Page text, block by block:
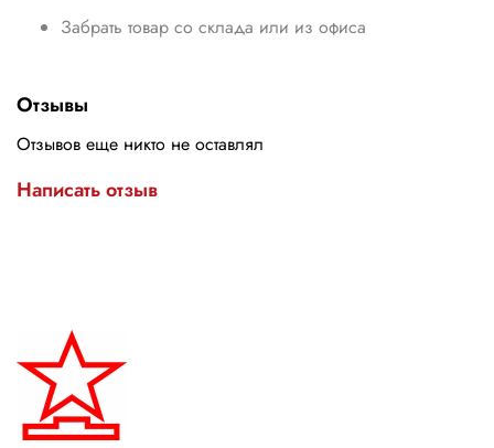
Забрать товар со склада или из офиса
Отзывы
Отзывов еще никто не оставлял
Написать отзыв